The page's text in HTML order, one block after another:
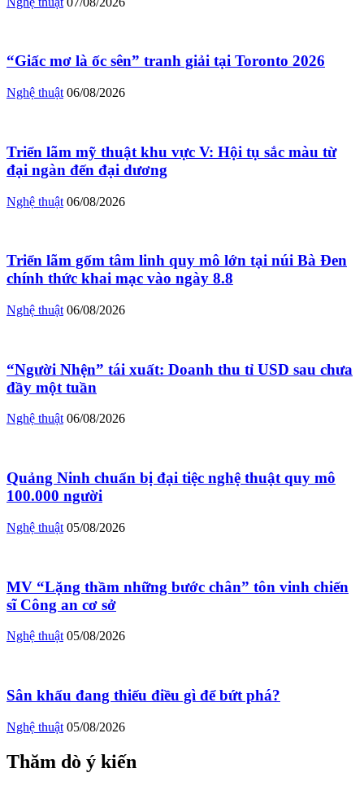
“Giấc mơ là ốc sên” tranh giải tại Toronto 2026
Nghệ thuật 06/08/2026
Triển lãm mỹ thuật khu vực V: Hội tụ sắc màu từ
đại ngàn đến đại dương
Nghệ thuật 06/08/2026
Triển lãm gốm tâm linh quy mô lớn tại núi Bà Đen
chính thức khai mạc vào ngày 8.8
Nghệ thuật 06/08/2026
“Người Nhện” tái xuất: Doanh thu tỉ USD sau chưa
đầy một tuần
Nghệ thuật 06/08/2026
Quảng Ninh chuẩn bị đại tiệc nghệ thuật quy mô
100.000 người
Nghệ thuật 05/08/2026
MV “Lặng thầm những bước chân” tôn vinh chiến
sĩ Công an cơ sở
Nghệ thuật 05/08/2026
Sân khấu đang thiếu điều gì để bứt phá?
Nghệ thuật 05/08/2026
Thăm dò ý kiến